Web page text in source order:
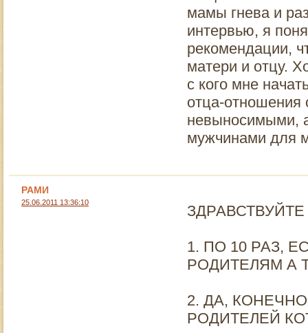
мамы гнева и
интервью, я
рекомендации,
матери и отцу.
с кого мне
отца-отношения
невыносимыми,
мужчинами для
РАМИ
25.06.2011 13:36:10
1. ПО 10 РАЗ,
РОДИТЕЛЯМ А
2. ДА,
РОДИТЕЛЕЙ